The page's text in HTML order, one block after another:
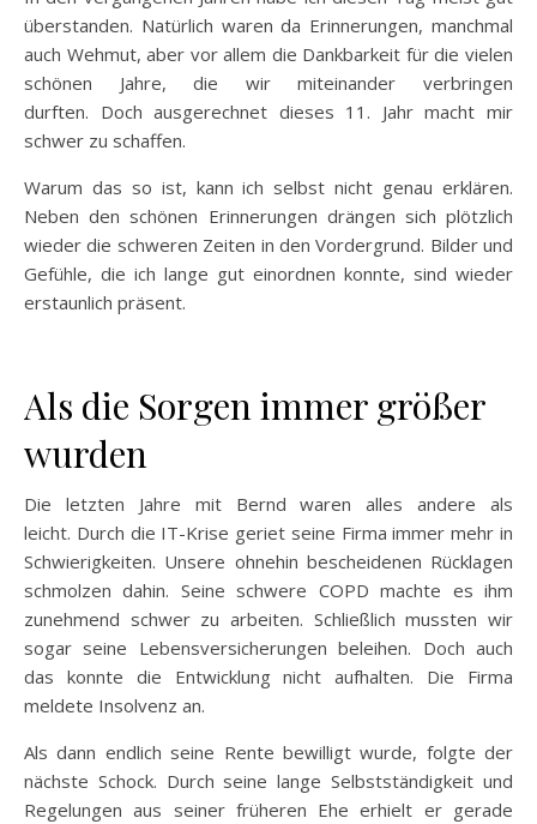
überstanden. Natürlich waren da Erinnerungen, manchmal
auch Wehmut, aber vor allem die Dankbarkeit für die vielen
schönen Jahre, die wir miteinander verbringen
durften. Doch ausgerechnet dieses 11. Jahr macht mir
schwer zu schaffen.
Warum das so ist, kann ich selbst nicht genau erklären.
Neben den schönen Erinnerungen drängen sich plötzlich
wieder die schweren Zeiten in den Vordergrund. Bilder und
Gefühle, die ich lange gut einordnen konnte, sind wieder
erstaunlich präsent.
Als die Sorgen immer größer
wurden
Die letzten Jahre mit Bernd waren alles andere als
leicht. Durch die IT-Krise geriet seine Firma immer mehr in
Schwierigkeiten. Unsere ohnehin bescheidenen Rücklagen
schmolzen dahin. Seine schwere COPD machte es ihm
zunehmend schwer zu arbeiten. Schließlich mussten wir
sogar seine Lebensversicherungen beleihen. Doch auch
das konnte die Entwicklung nicht aufhalten. Die Firma
meldete Insolvenz an.
Als dann endlich seine Rente bewilligt wurde, folgte der
nächste Schock. Durch seine lange Selbstständigkeit und
Regelungen aus seiner früheren Ehe erhielt er gerade